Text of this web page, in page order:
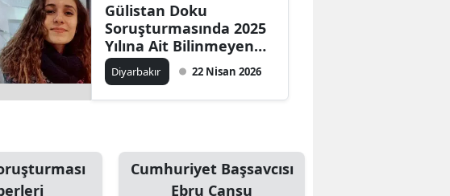
Gülistan Doku
Soruşturmasında 2025
Yılına Ait Bilinmeyen
Arama Detayları
Diyarbakır 22 Nisan 2026
Cumhuriyet Başsavcısı
Ebru Cansu